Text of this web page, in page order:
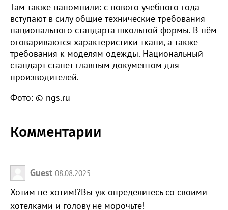
Там также напомнили: с нового учебного года
вступают в силу общие технические требования
национального стандарта школьной формы. В нём
оговариваются характеристики ткани, а также
требования к моделям одежды. Национальный
стандарт станет главным документом для
производителей.
Фото: © ngs.ru
Комментарии
Guest 08.08.2025
Хотим не хотим!?Вы уж определитесь со своими
хотелками и голову не морочьте!